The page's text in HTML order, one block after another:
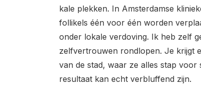
kale plekken. In Amsterdamse
follikels één voor één worden
onder lokale verdoving. Ik heb zelf
zelfvertrouwen rondlopen. Je krijgt
van de stad, waar ze alles stap
resultaat kan echt verbluffend zijn.